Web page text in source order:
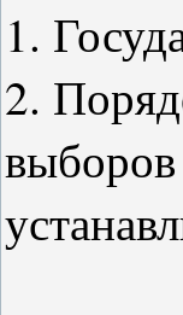
1.
2.